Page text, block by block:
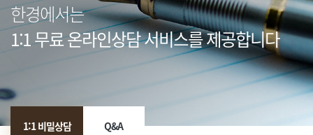
한경에서는
1:1 무료 온라인상담 서비스를 제공합니다
1:1 비밀상담 Q&A